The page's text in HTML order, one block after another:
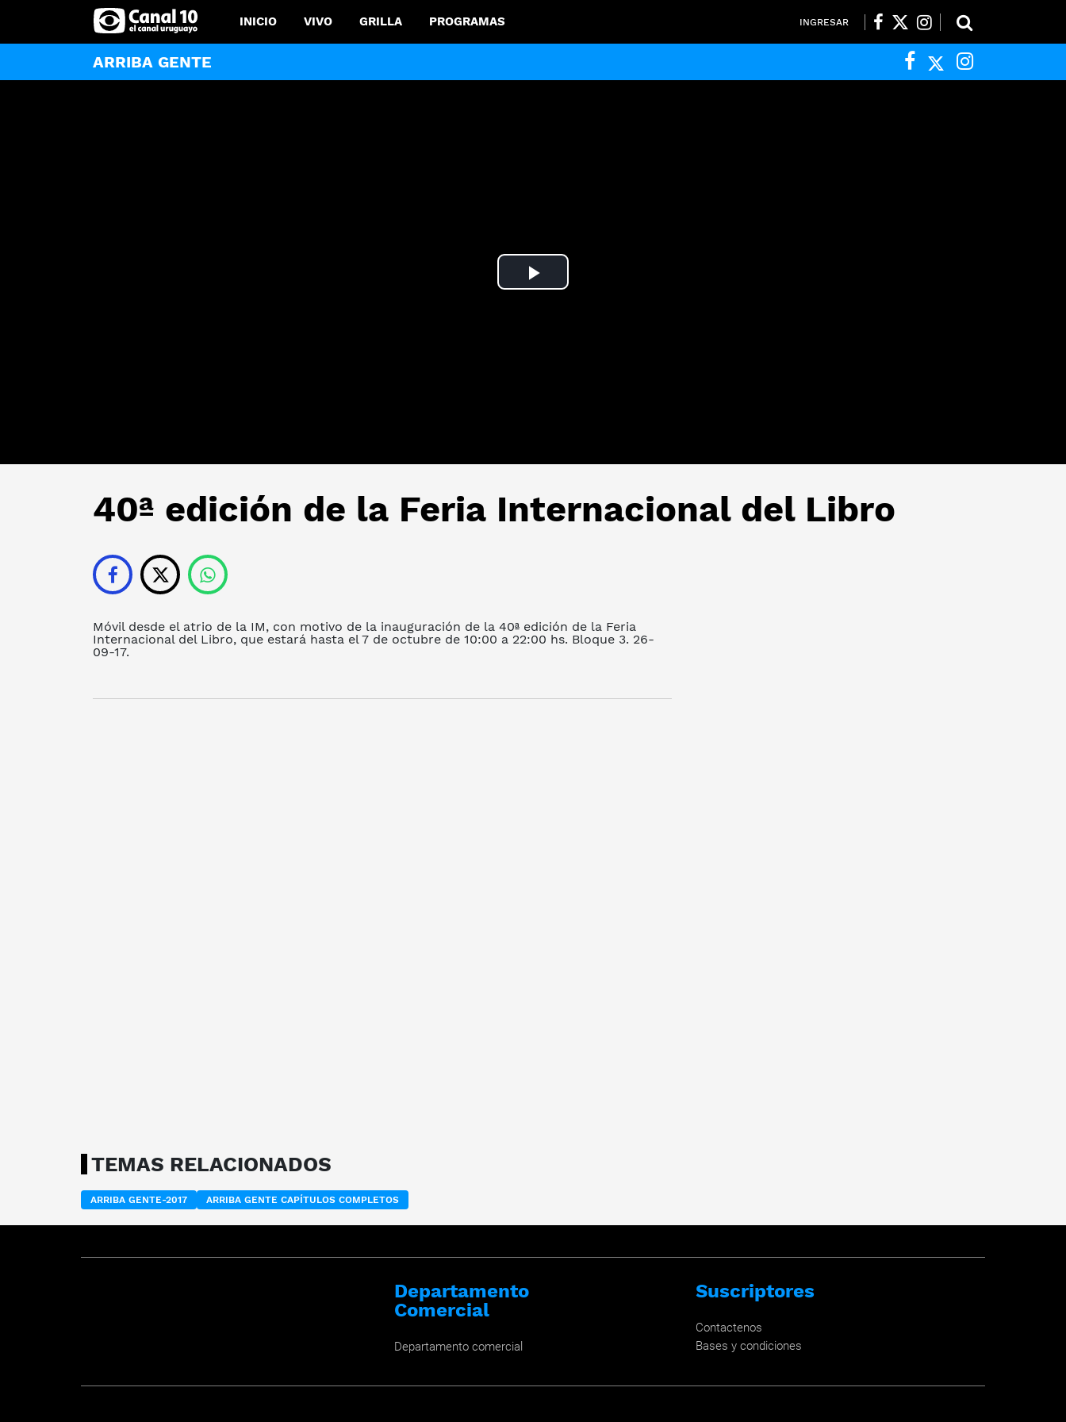
INICIO VIVO GRILLA PROGRAMAS INGRESAR
ARRIBA GENTE
Play
40ª edición de la Feria Internacional del Libro
Móvil desde el atrio de la IM, con motivo de la inauguración de la 40ª edición de la Feria
Internacional del Libro, que estará hasta el 7 de octubre de 10:00 a 22:00 hs. Bloque 3. 26-
09-17.
TEMAS RELACIONADOS
ARRIBA GENTE-2017 ARRIBA GENTE CAPÍTULOS COMPLETOS
Departamento
Comercial
Departamento comercial
Suscriptores
Contactenos
Bases y condiciones